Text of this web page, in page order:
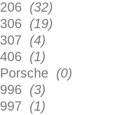
206 (32)
306 (19)
307 (4)
406 (1)
Porsche (0)
996 (3)
997 (1)